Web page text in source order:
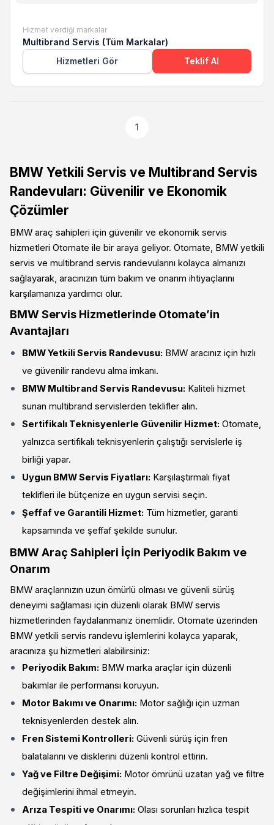
Hizmet verdiği markalar
Multibrand Servis (Tüm Markalar)
Hizmetleri Gör
Teklif Al
1
BMW Yetkili Servis ve Multibrand Servis
Randevuları: Güvenilir ve Ekonomik
Çözümler
BMW araç sahipleri için güvenilir ve ekonomik servis
hizmetleri Otomate ile bir araya geliyor. Otomate, BMW yetkili
servis ve multibrand servis randevularını kolayca almanızı
sağlayarak, aracınızın tüm bakım ve onarım ihtiyaçlarını
karşılamanıza yardımcı olur.
BMW Servis Hizmetlerinde Otomate’in
Avantajları
BMW Yetkili Servis Randevusu: BMW aracınız için hızlı
ve güvenilir randevu alma imkanı.
BMW Multibrand Servis Randevusu: Kaliteli hizmet
sunan multibrand servislerden teklifler alın.
Sertifikalı Teknisyenlerle Güvenilir Hizmet: Otomate,
yalnızca sertifikalı teknisyenlerin çalıştığı servislerle iş
birliği yapar.
Uygun BMW Servis Fiyatları: Karşılaştırmalı fiyat
teklifleri ile bütçenize en uygun servisi seçin.
Şeffaf ve Garantili Hizmet: Tüm hizmetler, garanti
kapsamında ve şeffaf şekilde sunulur.
BMW Araç Sahipleri İçin Periyodik Bakım ve
Onarım
BMW araçlarınızın uzun ömürlü olması ve güvenli sürüş
deneyimi sağlaması için düzenli olarak BMW servis
hizmetlerinden faydalanmanız önemlidir. Otomate üzerinden
BMW yetkili servis randevu işlemlerini kolayca yaparak,
aracınıza şu hizmetleri alabilirsiniz:
Periyodik Bakım: BMW marka araçlar için düzenli
bakımlar ile performansı koruyun.
Motor Bakımı ve Onarımı: Motor sağlığı için uzman
teknisyenlerden destek alın.
Fren Sistemi Kontrolleri: Güvenli sürüş için fren
balatalarını ve disklerini düzenli kontrol ettirin.
Yağ ve Filtre Değişimi: Motor ömrünü uzatan yağ ve filtre
değişimlerini ihmal etmeyin.
Arıza Tespiti ve Onarımı: Olası sorunları hızlıca tespit